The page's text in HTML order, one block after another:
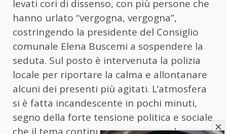
levati cori di dissenso, con più persone che
hanno urlato “vergogna, vergogna”,
costringendo la presidente del Consiglio
comunale Elena Buscemi a sospendere la
seduta. Sul posto è intervenuta la polizia
locale per riportare la calma e allontanare
alcuni dei presenti più agitati. L’atmosfera
si è fatta incandescente in pochi minuti,
segno della forte tensione politica e sociale